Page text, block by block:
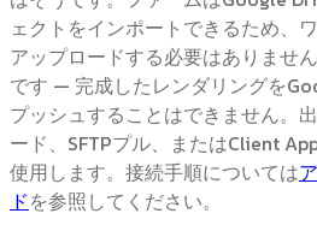
ェクトをインポートできるため、
アップロードする必要はありませ
です — 完成したレンダリングを
プッシュすることはできません。
ード、SFTPプル、またはClient
使用します。接続手順については
ドを参照してください。